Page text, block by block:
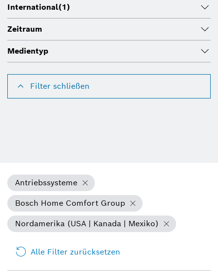
International(1)
Zeitraum
Medientyp
Filter schließen
Antriebssysteme
Bosch Home Comfort Group
Nordamerika (USA | Kanada | Mexiko)
Alle Filter zurücksetzen